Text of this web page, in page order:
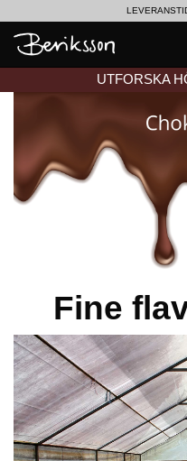
UTFORSKA
Fine